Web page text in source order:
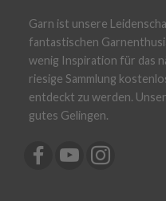
Garn ist unsere
fantastischen
wenig Inspiration für das
riesige Sammlung
entdeckt zu werden.
gutes Gelingen.